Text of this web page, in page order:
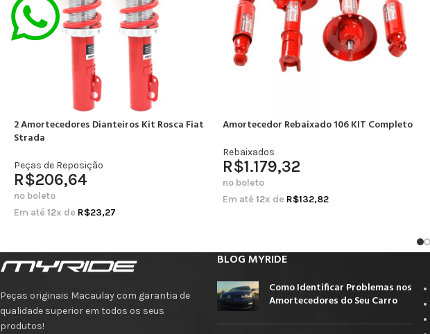
2 Amortecedores Dianteiros Kit Rosca Fiat
Strada
Peças de Reposição
R$206,64
no boleto
Em até 12x de R$23,27
Amortecedor Rebaixado 106 KIT Completo
Rebaixados
R$1.179,32
no boleto
Em até 12x de R$132,82
Peças originais Macaulay com garantia de
qualidade superior em todos os seus
produtos!
BLOG MYRIDE
Como Identificar Problemas nos
Amortecedores do Seu Carro